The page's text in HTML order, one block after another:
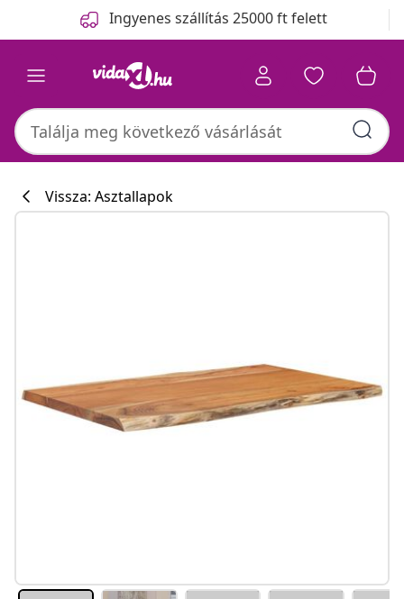
Ingyenes szállítás 25000 ft felett
Vissza: Asztallapok